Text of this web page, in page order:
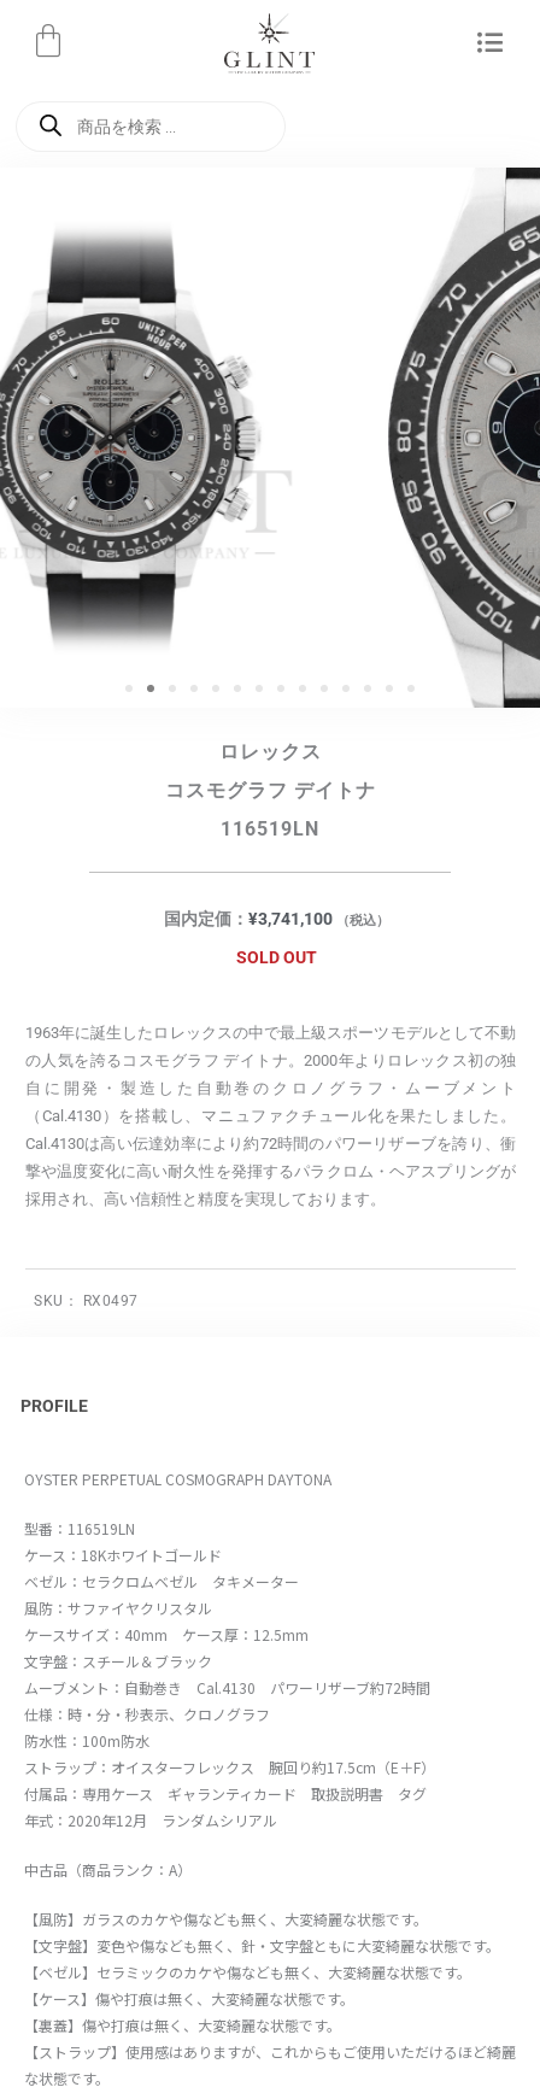
ロレックス
コスモグラフ デイトナ
116519LN
国内定価： ¥3,741,100 （税込）
SOLD OUT
1963年に誕生したロレックスの中で最上級スポーツモデルとして不動
の人気を誇るコスモグラフ デイトナ。2000年よりロレックス初の独
自に開発・製造した自動巻のクロノグラフ・ムーブメント
（Cal.4130）を搭載し、マニュファクチュール化を果たしました。
Cal.4130は高い伝達効率により約72時間のパワーリザーブを誇り、衝
撃や温度変化に高い耐久性を発揮するパラクロム・ヘアスプリングが
採用され、高い信頼性と精度を実現しております。
SKU： RX0497
PROFILE
OYSTER PERPETUAL COSMOGRAPH DAYTONA
型番：116519LN
ケース：18Kホワイトゴールド
ベゼル：セラクロムベゼル タキメーター
風防：サファイヤクリスタル
ケースサイズ：40mm ケース厚：12.5mm
文字盤：スチール＆ブラック
ムーブメント：自動巻き Cal.4130 パワーリザーブ約72時間
仕様：時・分・秒表示、クロノグラフ
防水性：100m防水
ストラップ：オイスターフレックス 腕回り約17.5cm（E＋F）
付属品：専用ケース ギャランティカード 取扱説明書 タグ
年式：2020年12月 ランダムシリアル
中古品（商品ランク：A）
【風防】ガラスのカケや傷なども無く、大変綺麗な状態です。
【文字盤】変色や傷なども無く、針・文字盤ともに大変綺麗な状態です。
【ベゼル】セラミックのカケや傷なども無く、大変綺麗な状態です。
【ケース】傷や打痕は無く、大変綺麗な状態です。
【裏蓋】傷や打痕は無く、大変綺麗な状態です。
【ストラップ】使用感はありますが、これからもご使用いただけるほど綺麗
な状態です。